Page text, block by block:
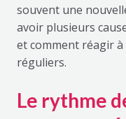
souvent une
avoir plusieurs
et comment réagir
réguliers.
Le rythme